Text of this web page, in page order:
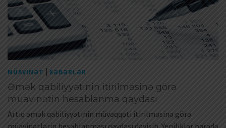
MÜAVINƏT | XƏBƏRLƏR
Əmək qabiliyyətinin itirilməsinə görə
müavinətin hesablanma qaydası
Artıq əmək qabiliyyətinin müvəqqəti itirilməsinə görə